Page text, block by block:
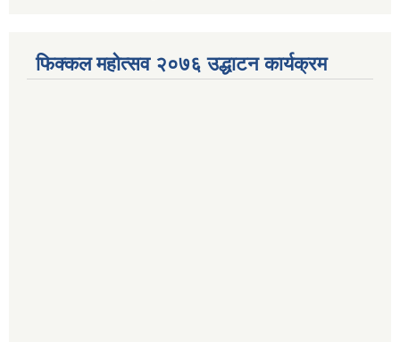
फिक्कल महोत्सव २०७६ उद्धाटन कार्यक्रम